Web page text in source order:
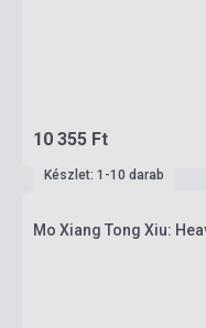
10 355 Ft
Készlet: 1-10 darab
Mo Xiang Tong Xiu: